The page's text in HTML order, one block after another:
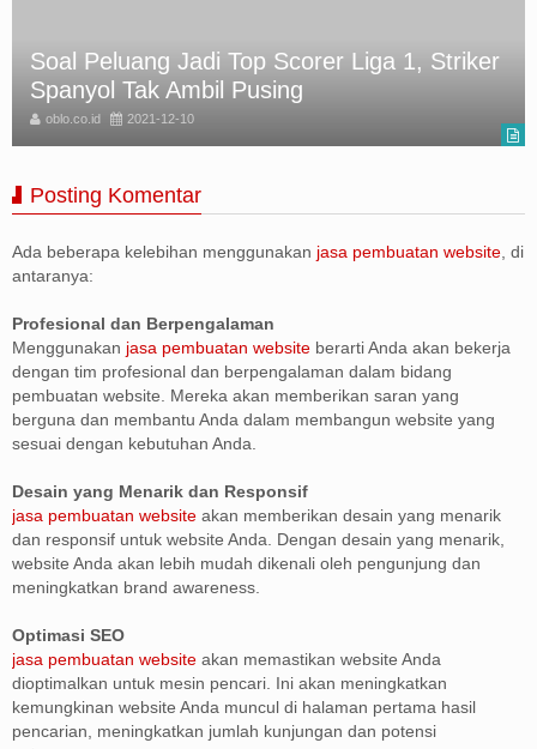
Soal Peluang Jadi Top Scorer Liga 1, Striker
Spanyol Tak Ambil Pusing
oblo.co.id 2021-12-10
Posting Komentar
Ada beberapa kelebihan menggunakan jasa pembuatan website , di
antaranya:
Profesional dan Berpengalaman
Menggunakan jasa pembuatan website berarti Anda akan bekerja
dengan tim profesional dan berpengalaman dalam bidang
pembuatan website. Mereka akan memberikan saran yang
berguna dan membantu Anda dalam membangun website yang
sesuai dengan kebutuhan Anda.
Desain yang Menarik dan Responsif
jasa pembuatan website akan memberikan desain yang menarik
dan responsif untuk website Anda. Dengan desain yang menarik,
website Anda akan lebih mudah dikenali oleh pengunjung dan
meningkatkan brand awareness.
Optimasi SEO
jasa pembuatan website akan memastikan website Anda
dioptimalkan untuk mesin pencari. Ini akan meningkatkan
kemungkinan website Anda muncul di halaman pertama hasil
pencarian, meningkatkan jumlah kunjungan dan potensi